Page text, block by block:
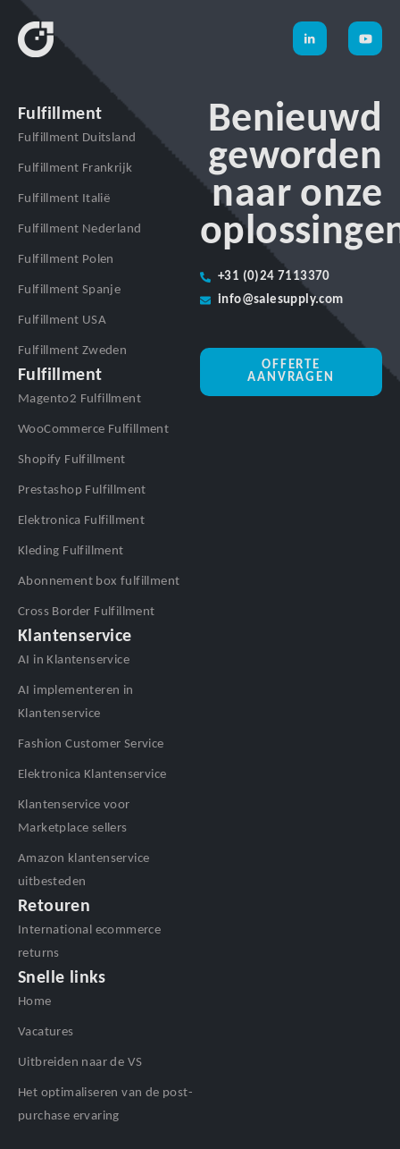
Fulfillment
Fulfillment Duitsland
Fulfillment Frankrijk
Fulfillment Italië
Fulfillment Nederland
Fulfillment Polen
Fulfillment Spanje
Fulfillment USA
Fulfillment Zweden
Fulfillment
Magento2 Fulfillment
WooCommerce Fulfillment
Shopify Fulfillment
Prestashop Fulfillment
Elektronica Fulfillment
Kleding Fulfillment
Abonnement box fulfillment
Cross Border Fulfillment
Klantenservice
AI in Klantenservice
AI implementeren in
Klantenservice
Fashion Customer Service
Elektronica Klantenservice
Klantenservice voor
Marketplace sellers
Amazon klantenservice
uitbesteden
Retouren
International ecommerce
returns
Snelle links
Home
Vacatures
Uitbreiden naar de VS
Het optimaliseren van de post-
purchase ervaring
Benieuwd
geworden
naar onze
+31 (0)24 7113370
info@salesupply.com
OFFERTE
AANVRAGEN